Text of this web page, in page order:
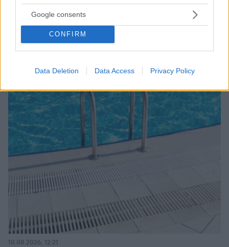
Google consents
CONFIRM
Data Deletion Data Access Privacy Policy
10.08.2026, 12:21